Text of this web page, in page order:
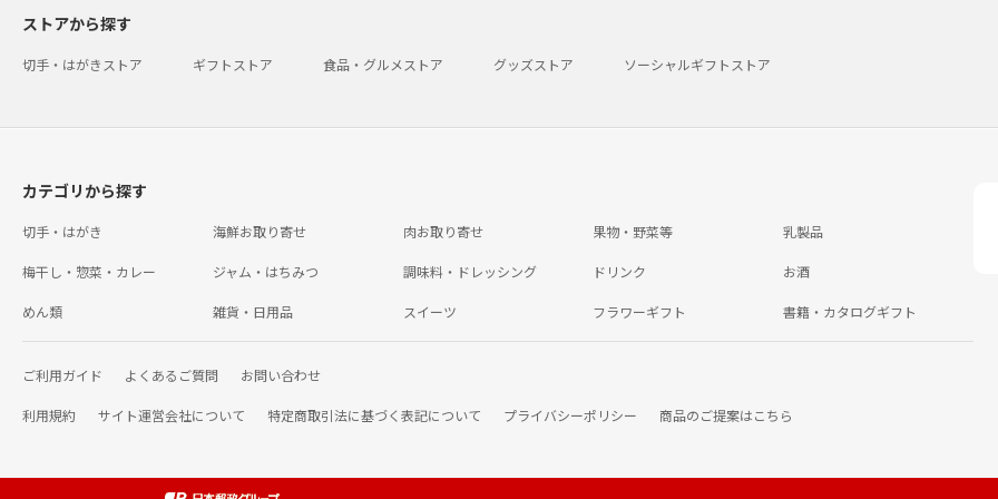
ストアから探す
切手・はがきストア ギフトストア 食品・グルメストア グッズストア ソーシャルギフトストア
カテゴリから探す
切手・はがき 海鮮お取り寄せ 肉お取り寄せ 果物・野菜等 乳製品
梅干し・惣菜・カレー ジャム・はちみつ 調味料・ドレッシング ドリンク お酒
めん類 雑貨・日用品 スイーツ フラワーギフト 書籍・カタログギフト
ご利用ガイド よくあるご質問 お問い合わせ
利用規約 サイト運営会社について 特定商取引法に基づく表記について プライバシーポリシー 商品のご提案はこちら